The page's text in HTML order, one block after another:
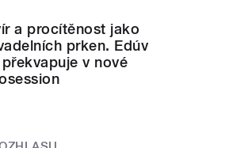
a procítěnost jako
prken. Edúv
v nové